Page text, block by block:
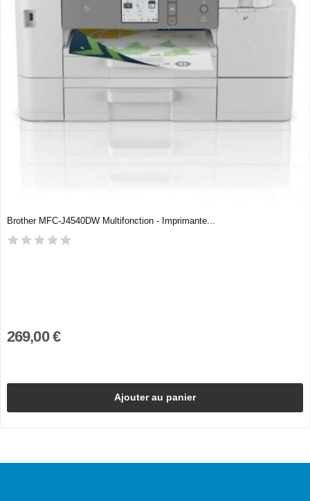
Brother MFC-J4540DW Multifonction - Imprimante...
269,00 €
Ajouter au panier